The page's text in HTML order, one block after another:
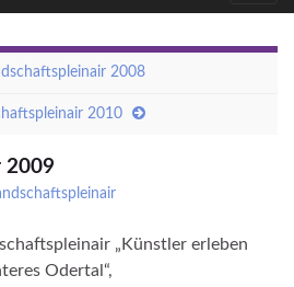
2008
2010
2009
„Künstler erleben
Odertal“,